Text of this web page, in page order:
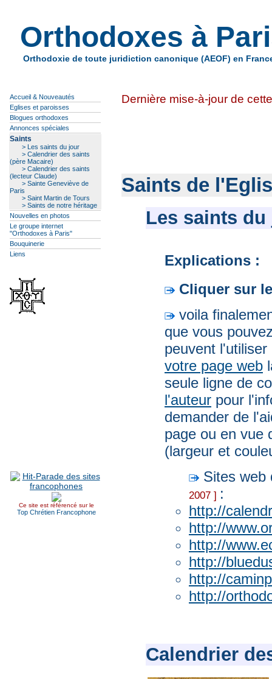
Orthodoxes à
Orthodoxie de toute juridiction canonique (AEOF) en
Accueil & Nouveautés
Eglises et paroisses
Blogues orthodoxes
Annonces spéciales
Saints
> Les saints du jour
> Calendrier des saints
(père Macaire)
> Calendrier des saints
(lecteur Claude)
> Sainte Geneviève de
Paris
> Saint Martin de Tours
> Saints de notre héritage
Nouvelles en photos
Le groupe internet
"Orthodoxes à Paris"
Bouquinerie
Liens
Ce site est référencé sur le
Top Chrétien Francophone
Dernière mise-à-jour de
Saints de
Les saints
Explications :
Cliquer sur
voila
que vous
peuvent
votre page web
seule ligne de
l'auteur pour
demander de
page ou en vue
(largeur et
Sites web
2007 ] :
http://
http://
http://
http://
http://
http://
Calendrier